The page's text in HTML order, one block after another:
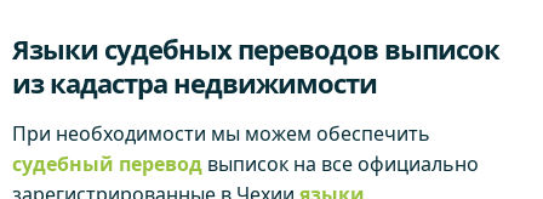
Языки судебных переводов выписок
из кадастра недвижимости
При необходимости мы можем обеспечить
судебный перевод выписок на все официально